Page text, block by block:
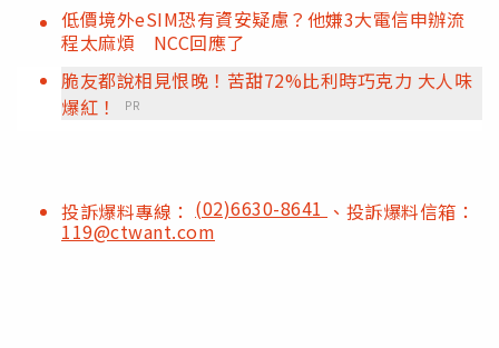
低價境外eSIM恐有資安疑慮？他嫌3大電信申辦流
程太麻煩 NCC回應了
脆友都說相見恨晚！苦甜72%比利時巧克力 大人味
爆紅！
PR
投訴爆料專線： (02)6630-8641 、投訴爆料信箱：
119@ctwant.com